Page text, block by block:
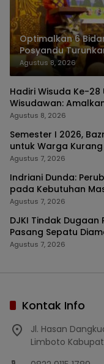
Optimalkan 6
Posyandu
Agustus 8, 2026
Hadiri Wisuda Ke-28
Wisudawan:
Agustus 8, 2026
Semester I 2026,
untuk Warga
Agustus 7, 2026
Indriani Dunda:
pada Kebutuhan
Agustus 7, 2026
DJKI Tindak Dugaan
Pasang Sepatu
Agustus 7, 2026
Kontak Info
Jl. Hasan
Limboto